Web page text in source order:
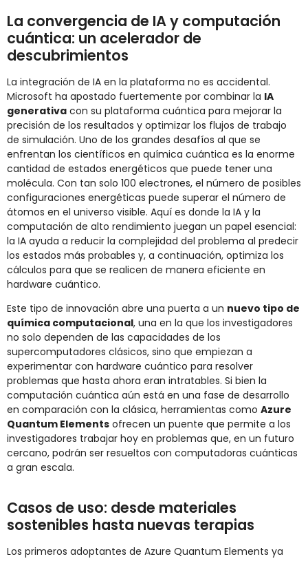
La convergencia de IA y computación
cuántica: un acelerador de
descubrimientos
La integración de IA en la plataforma no es accidental.
Microsoft ha apostado fuertemente por combinar la IA
generativa con su plataforma cuántica para mejorar la
precisión de los resultados y optimizar los flujos de trabajo
de simulación. Uno de los grandes desafíos al que se
enfrentan los científicos en química cuántica es la enorme
cantidad de estados energéticos que puede tener una
molécula. Con tan solo 100 electrones, el número de posibles
configuraciones energéticas puede superar el número de
átomos en el universo visible. Aquí es donde la IA y la
computación de alto rendimiento juegan un papel esencial:
la IA ayuda a reducir la complejidad del problema al predecir
los estados más probables y, a continuación, optimiza los
cálculos para que se realicen de manera eficiente en
hardware cuántico.
Este tipo de innovación abre una puerta a un nuevo tipo de
química computacional, una en la que los investigadores
no solo dependen de las capacidades de los
supercomputadores clásicos, sino que empiezan a
experimentar con hardware cuántico para resolver
problemas que hasta ahora eran intratables. Si bien la
computación cuántica aún está en una fase de desarrollo
en comparación con la clásica, herramientas como Azure
Quantum Elements ofrecen un puente que permite a los
investigadores trabajar hoy en problemas que, en un futuro
cercano, podrán ser resueltos con computadoras cuánticas
a gran escala.
Casos de uso: desde materiales
sostenibles hasta nuevas terapias
Los primeros adoptantes de Azure Quantum Elements ya